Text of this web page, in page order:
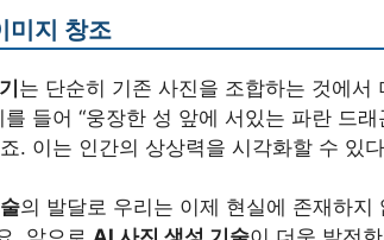
미지 창조
는 단순히 기존 사진을 조합하는 것에서
를 들어 “웅장한 성 앞에 서있는 파란 드
. 이는 인간의 상상력을 시각화할 수 있
의 발달로 우리는 이제 현실에 존재하